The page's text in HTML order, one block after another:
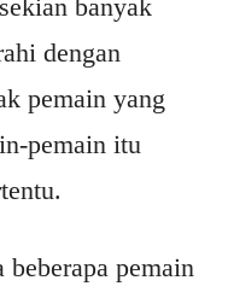
banyak
dengan
pemain yang
pemain itu
beberapa pemain